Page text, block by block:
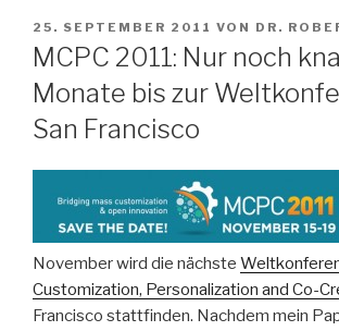
VERÖFFENTLICHT
AM
25. SEPTEMBER 2011 VON DR.
MCPC 2011: Nur noch
Monate bis zur
San Francisco
November wird die nächste
Customization, Personalization and Co-
Francisco stattfinden. Nachdem mein